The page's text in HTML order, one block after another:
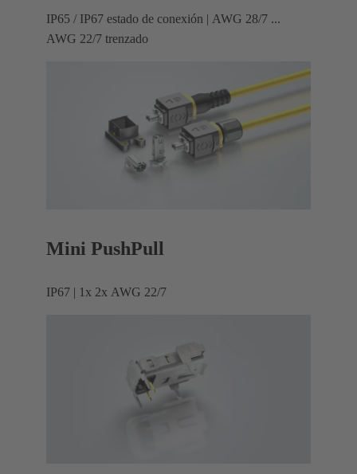
IP65 / IP67 estado de conexión | AWG 28/7 ...
AWG 22/7 trenzado
Mini PushPull
IP67 | 1x 2x AWG 22/7